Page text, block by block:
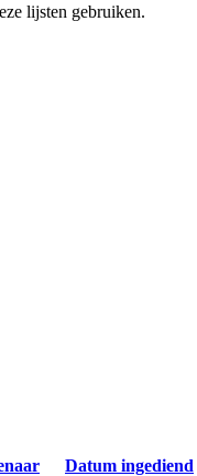
lijsten gebruiken.
Datum ingediend